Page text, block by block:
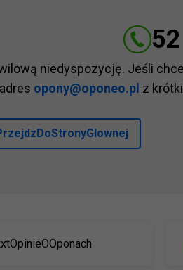
niedyspozycję. Jeśli
opony@oponeo.pl z